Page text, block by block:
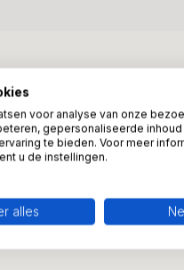
46
voor analyse van onze
gepersonaliseerde inhoud
te bieden. Voor meer
u de instellingen.
alles